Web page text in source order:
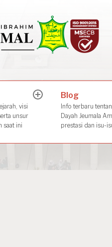
visi
unsur
saat ini
expandBlog
Info terbaru
Dayah Jeumala
prestasi dan isu-